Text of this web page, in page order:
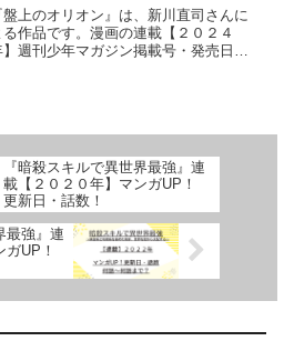
盤上のオリオン』は、新川直司さんに
る作品です。漫画の連載【２０２４
】週刊少年マガジン掲載号・発売日・
『暗殺スキルで異世界最強』連
載【２０２０年】マンガUP！
更新日・話数！
最強』連
UP！